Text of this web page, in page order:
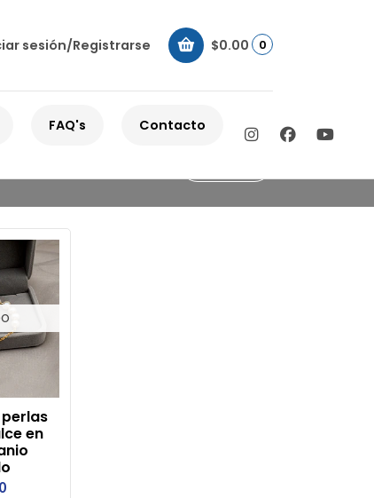
sesión/Registrarse $0.00 0
FAQ's Contacto
en